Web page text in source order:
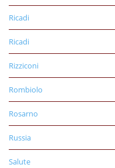
Ricadi
Ricadi
Rizziconi
Rombiolo
Rosarno
Russia
Salute